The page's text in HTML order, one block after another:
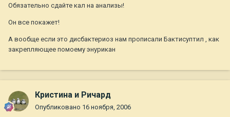
Обязательно сдайте кал на анализы!
Он все покажет!
А вообще если это дисбактериоз нам прописали Бактисуптил , как
закрепляющее помоему энурикан
Кристина и Ричард
Опубликовано 16 ноября, 2006